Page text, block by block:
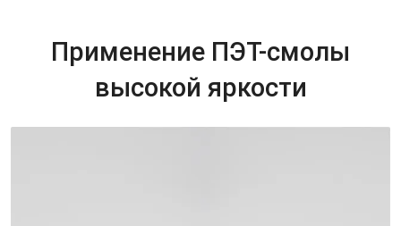
Применение ПЭТ-смолы
высокой яркости